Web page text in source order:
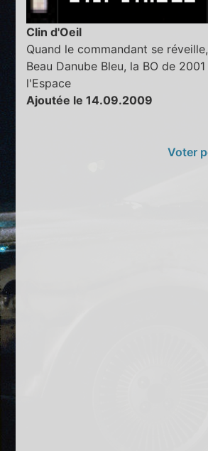
Clin d'Oeil
Quand le commandant se
Beau Danube Bleu, la BO de
l'Espace
Ajoutée le 14.09.2009
Voter